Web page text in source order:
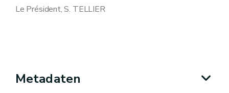
Le Président, S. TELLIER
Metadaten